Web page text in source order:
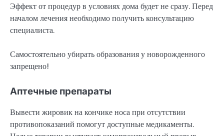
Эффект от процедур в условиях дома будет не сразу. Перед
началом лечения необходимо получить консультацию
специалиста.
Самостоятельно убирать образования у новорожденного
запрещено!
Аптечные препараты
Вывести жировик на кончике носа при отсутствии
противопоказаний помогут доступные медикаменты.